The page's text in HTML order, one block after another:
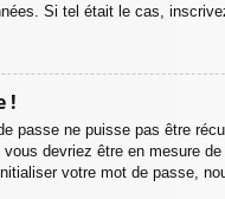
Si tel était le cas,
!
passe ne puisse pas être
devriez être en mesure
votre mot de passe,